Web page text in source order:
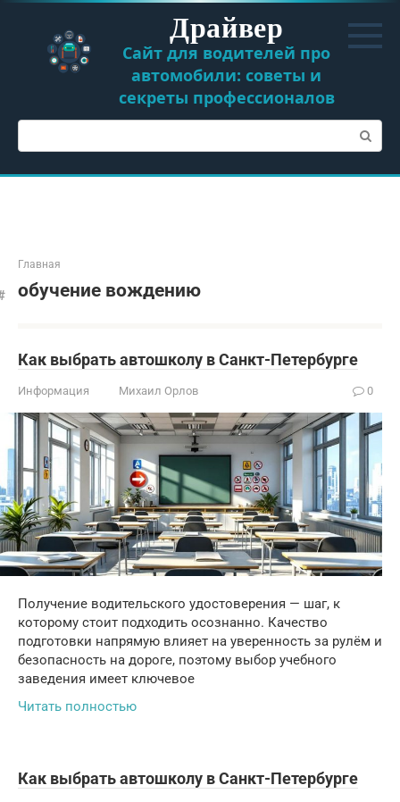
Перейти
контенту
Драйвер
Сайт для водителей про
автомобили: советы и
секреты профессионалов
Поиск:
Главная
обучение вождению
Как выбрать автошколу в Санкт-Петербурге
Информация Михаил Орлов 0
Получение водительского удостоверения — шаг, к
которому стоит подходить осознанно. Качество
подготовки напрямую влияет на уверенность за рулём и
безопасность на дороге, поэтому выбор учебного
заведения имеет ключевое
Читать полностью
Как выбрать автошколу в Санкт-Петербурге